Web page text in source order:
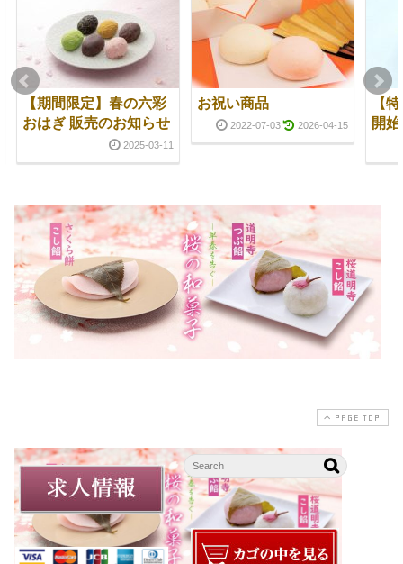
【期間限定】春の六彩
おはぎ 販売のお知らせ
2025-03-11
お祝い商品
2022-07-03 2026-04-15
【
開
PAGE TOP